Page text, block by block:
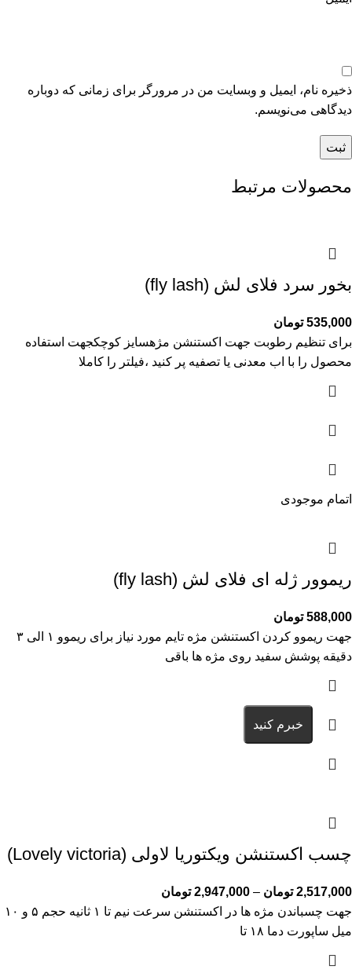
ذخیره نام، ایمیل و وبسایت من در مرورگر برای زمانی که دوباره
دیدگاهی می‌نویسم.
محصولات مرتبط
بخور سرد فلای لش (fly lash)
535,000 تومان
برای تنظیم رطوبت جهت اکستنشن مژهسایز کوچکجهت استفاده
محصول را با اب معدنی یا تصفیه پر کنید ،فیلتر را کاملا
اتمام موجودی
ریموور ژله ای فلای لش (fly lash)
588,000 تومان
جهت ریموو کردن اکستنشن مژه تایم مورد نیاز برای ریموو ۱ الی ۳
دقیقه پوشش سفید روی مژه ها باقی
خبرم کنید
چسب اکستنشن ویکتوریا لاولی (Lovely victoria)
2,517,000 تومان –
2,947,000 تومان
جهت چسباندن مژه ها در اکستنشن سرعت نیم تا ۱ ثانیه حجم ۵ و ۱۰
میل ساپورت دما ۱۸ تا